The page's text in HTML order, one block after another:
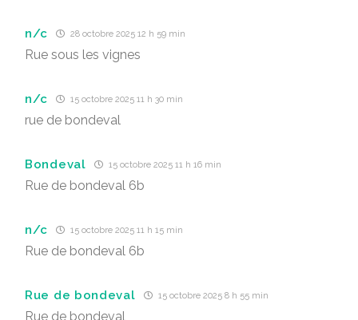
n/c 28 octobre 2025 12 h 59 min
Rue sous les vignes
n/c 15 octobre 2025 11 h 30 min
rue de bondeval
Bondeval 15 octobre 2025 11 h 16 min
Rue de bondeval 6b
n/c 15 octobre 2025 11 h 15 min
Rue de bondeval 6b
Rue de bondeval 15 octobre 2025 8 h 55 min
Rue de bondeval